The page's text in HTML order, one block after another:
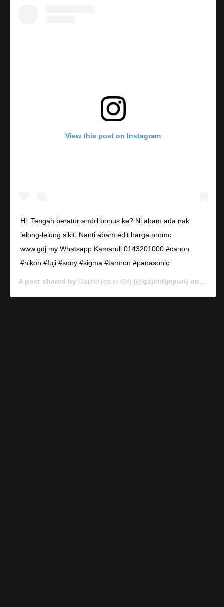
View this post on Instagram
Hi. Tengah beratur ambil bonus ke? Ni abam ada nak
lelong-lelong sikit. Nanti abam edit harga promo.
www.gdj.my Whatsapp Kamarull 0143201000 #canon
#nikon #fuji #sony #sigma #tamron #panasonic
A post shared by Gajetdijepun Gdj (@gajetdijepun) on Jan 7,